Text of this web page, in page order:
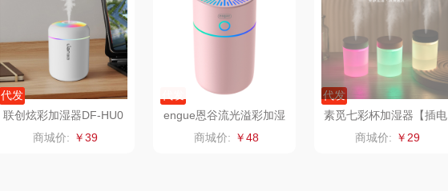
向物 来伊份
folli follie 尔木萄
HYUNDAI（电器
田知府 吉米 普沃达
代发
联创炫彩加湿器DF-HU0
901M
商城价: ￥39
engue恩谷流光溢彩加湿
器EG-020S
商城价: ￥48
代发
素觅七彩杯加湿器【插电
版】SD11
商城价: ￥29